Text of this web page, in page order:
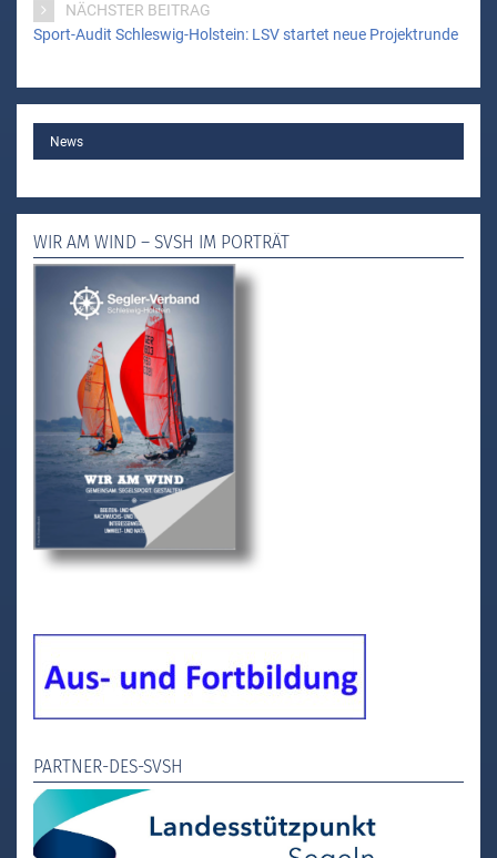
NÄCHSTER BEITRAG
Sport-Audit Schleswig-Holstein: LSV startet neue Projektrunde
MAINNews
WIR AM WIND – SVSH IM PORTRÄT
PARTNER-DES-SVSH